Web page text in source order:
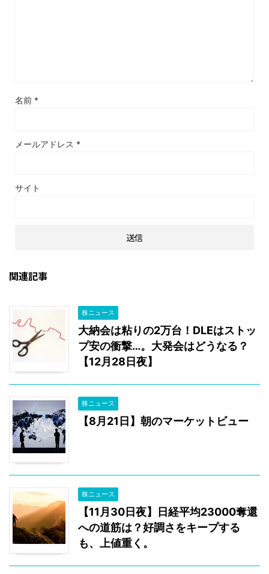
名前 *
メールアドレス *
サイト
関連記事
株ニュース
大納会は粘りの2万台！DLEはストッ
プ安の衝撃…。大発会はどうなる？
【12月28日夜】
株ニュース
【8月21日】朝のマーケットビュー
株ニュース
【11月30日夜】日経平均23000奪還
への道筋は？好調さをキープする
も、上値重く。